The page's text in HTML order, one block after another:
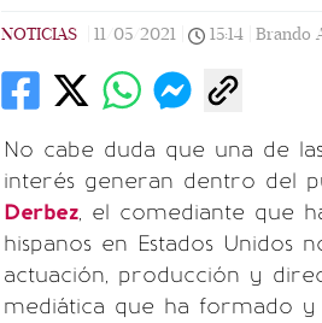
NOTICIAS 11/05/2021 15:14 Brando
No cabe duda que una de
interés generan dentro del
Derbez, el comediante que
hispanos en Estados
actuación, producción y
mediática que ha formado y